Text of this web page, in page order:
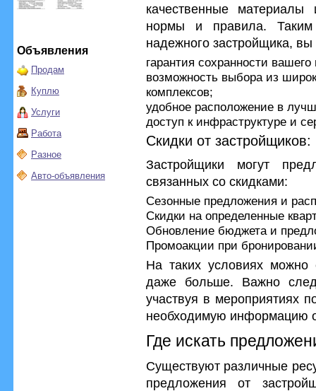
Объявления
Продам
Куплю
Услуги
Работа
Разное
Авто-объявления
качественные
нормы и правила. Таким
надежного застройщика,
гарантия сохранности
возможность выбора из
комплексов;
удобное расположение в
доступ к инфраструктуре и
Скидки от
Застройщики могут
связанных со скидками:
Сезонные предложения и
Скидки на определенные
Обновление бюджета и
Промоакции при
На таких условиях можно
даже больше. Важно
участвуя в мероприятиях
необходимую информацию
Где искать
Существуют различные
предложения от